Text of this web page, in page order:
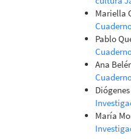
Mariella
Pablo
Ana
María